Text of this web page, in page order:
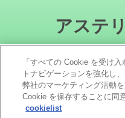
アステ
「すべての Cookie を受け
トナビゲーションを強化し
弊社のマーケティング活動
Cookie を保存することに同
cookielist